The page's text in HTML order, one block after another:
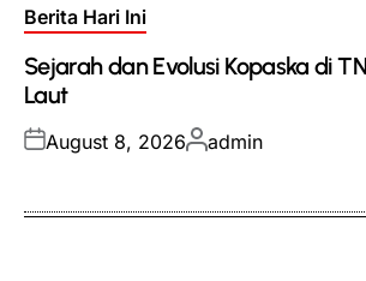
Posted
Berita Hari Ini
Sejarah dan Evolusi Kopaska di
Laut
Posted
August 8, 2026Posted
admin